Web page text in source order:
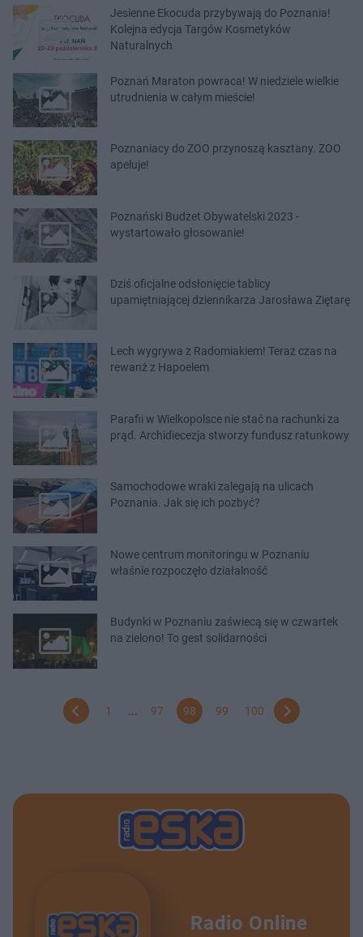
Jesienne Ekocuda przybywają do Poznania!
Kolejna edycja Targów Kosmetyków
Naturalnych
Poznań Maraton powraca! W niedziele wielkie
utrudnienia w całym mieście!
Poznaniacy do ZOO przynoszą kasztany. ZOO
apeluje!
Poznański Budżet Obywatelski 2023 -
wystartowało głosowanie!
Dziś oficjalne odsłonięcie tablicy
upamiętniającej dziennikarza Jarosława Ziętarę
Lech wygrywa z Radomiakiem! Teraz czas na
rewanż z Hapoelem
Parafii w Wielkopolsce nie stać na rachunki za
prąd. Archidiecezja stworzy fundusz ratunkowy
Samochodowe wraki zalegają na ulicach
Poznania. Jak się ich pozbyć?
Nowe centrum monitoringu w Poznaniu
właśnie rozpoczęło działalność
Budynki w Poznaniu zaświecą się w czwartek
na zielono! To gest solidarności
1 97 98 99 100
Radio Online